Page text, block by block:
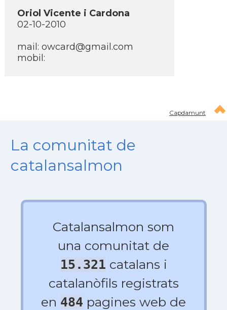
Oriol Vicente i Cardona
02-10-2010
mail: owcard@gmail.com
mobil:
Capdamunt
La comunitat de
catalansalmon
Catalansalmon som
una comunitat de
15.321 catalans i
catalanòfils registrats
en 484 pagines web de